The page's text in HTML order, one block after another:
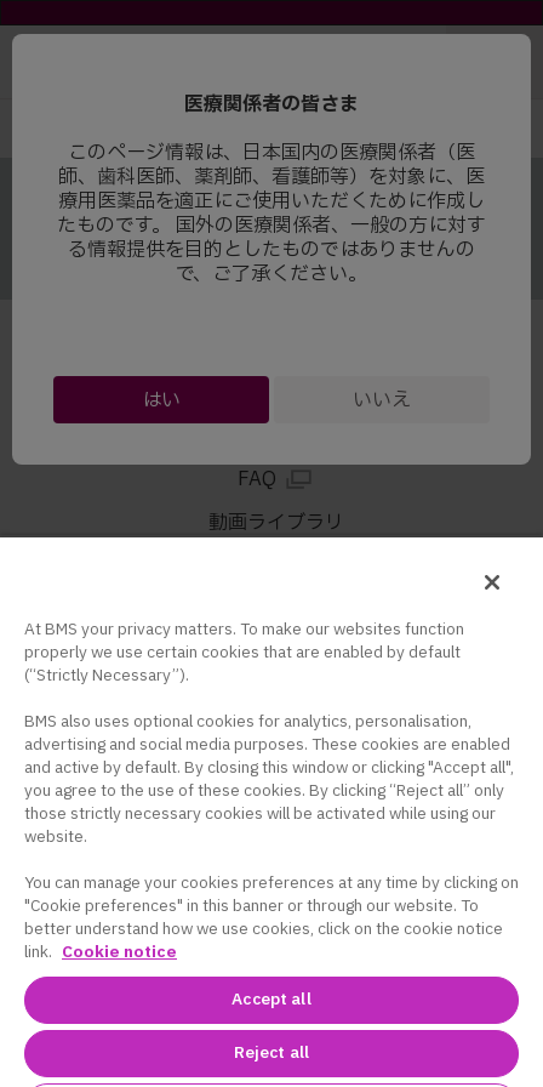
このサイトは、日本国内の医療関係者の方を対象にブ
リストル・マイヤーズスクイブ株式会社の
医療用医薬品を適正にご使用いただくために作成した
ものです。
FAQ
動画ライブラリ
サイトマップ
プライバシーポリシー
クッキー設定
© Bristol-Myers Squibb Company and Pfizer Inc.
医療関係者の皆さま
このページ情報は、日本国内の医療関係者（医
師、歯科医師、薬剤師、看護師等）を対象に、医
療用医薬品を適正にご使用いただくために作成し
たものです。 国外の医療関係者、一般の方に対す
る情報提供を目的としたものではありませんの
で、ご了承ください。
はい いいえ
At BMS your privacy matters. To make our websites function
properly we use certain cookies that are enabled by default
(“Strictly Necessary”).
BMS also uses optional cookies for analytics, personalisation,
advertising and social media purposes. These cookies are enabled
and active by default. By closing this window or clicking "Accept all",
you agree to the use of these cookies. By clicking “Reject all” only
those strictly necessary cookies will be activated while using our
website.
You can manage your cookies preferences at any time by clicking on
"Cookie preferences" in this banner or through our website. To
better understand how we use cookies, click on the cookie notice
link. Cookie notice
Accept all
Reject all